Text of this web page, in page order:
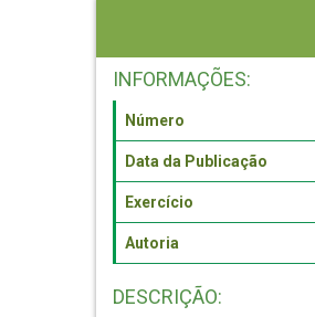
INFORMAÇÕES:
Número
Data da Publicação
Exercício
Autoria
DESCRIÇÃO: